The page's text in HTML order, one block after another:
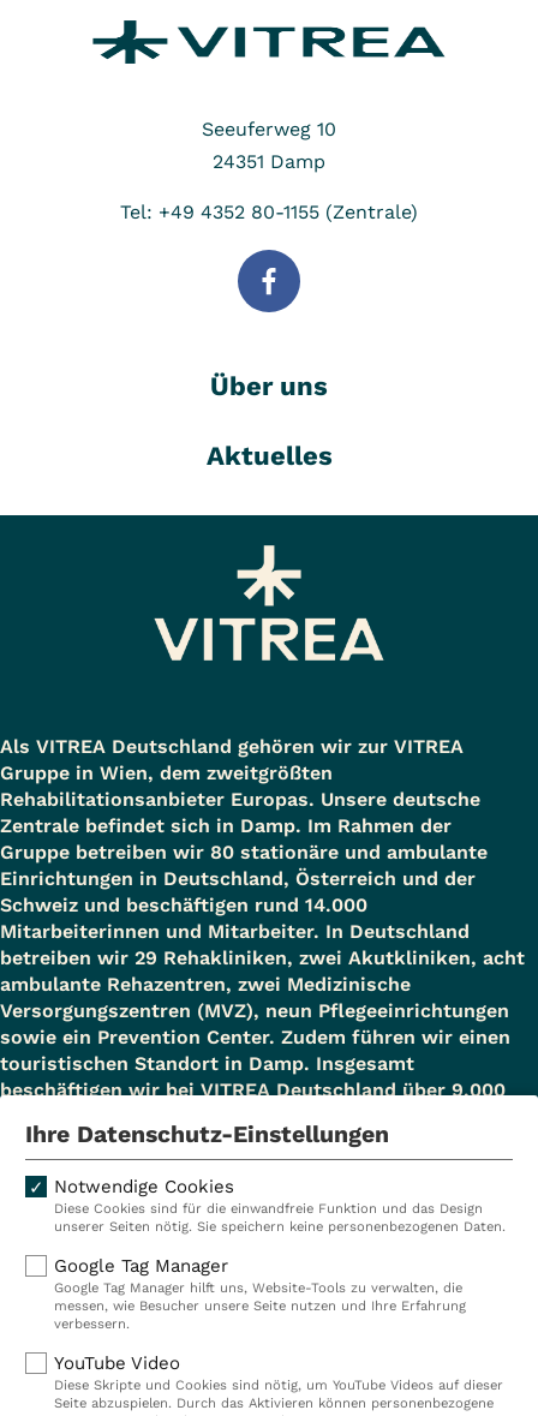
Seeuferweg 10
24351 Damp
Tel: +49 4352 80-1155 (Zentrale)
Über uns
Aktuelles
Als VITREA Deutschland gehören wir zur VITREA
Gruppe in Wien, dem zweitgrößten
Rehabilitationsanbieter Europas. Unsere deutsche
Zentrale befindet sich in Damp. Im Rahmen der
Gruppe betreiben wir 80 stationäre und ambulante
Einrichtungen in Deutschland, Österreich und der
Schweiz und beschäftigen rund 14.000
Mitarbeiterinnen und Mitarbeiter. In Deutschland
betreiben wir 29 Rehakliniken, zwei Akutkliniken, acht
ambulante Rehazentren, zwei Medizinische
Versorgungszentren (MVZ), neun Pflegeeinrichtungen
sowie ein Prevention Center. Zudem führen wir einen
touristischen Standort in Damp. Insgesamt
beschäftigen wir bei VITREA Deutschland über 9.000
Kliniken
Ambulant
Reha
Prävention
Karriere
VITREA Deutschland
Ihre Datenschutz-Einstellungen
Notwendige Cookies
Diese Cookies sind für die einwandfreie Funktion und das Design
unserer Seiten nötig. Sie speichern keine personenbezogenen Daten.
Google Tag Manager
Google Tag Manager hilft uns, Website-Tools zu verwalten, die
messen, wie Besucher unsere Seite nutzen und Ihre Erfahrung
verbessern.
YouTube Video
Diese Skripte und Cookies sind nötig, um YouTube Videos auf dieser
Seite abzuspielen. Durch das Aktivieren können personenbezogene